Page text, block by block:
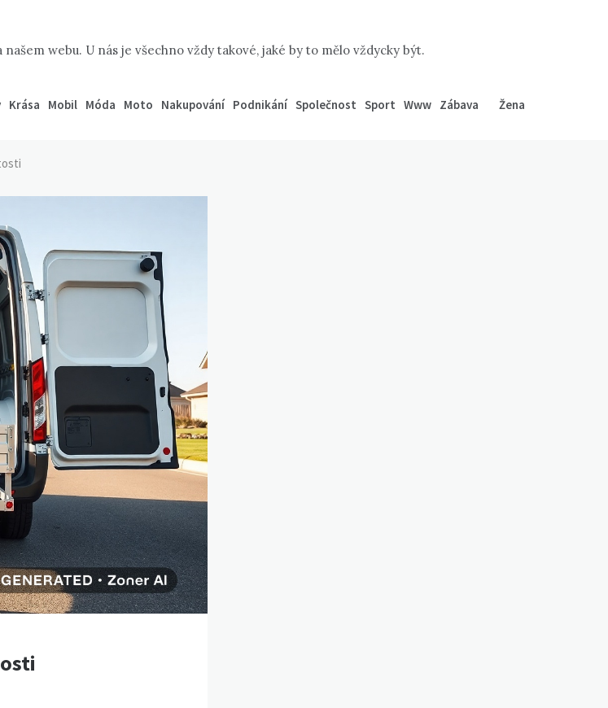
webu. U nás je všechno vždy takové, jaké by to mělo vždycky být.
Krása Mobil Móda Moto Nakupování Podnikání Společnost Sport Www Zábava Žena